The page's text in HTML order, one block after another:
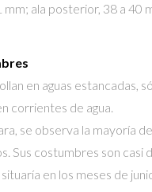
mm; ala posterior, 38 a 40
en aguas estancadas,
corrientes de agua.
se observa la mayoría
Sus costumbres son casi
en los meses de